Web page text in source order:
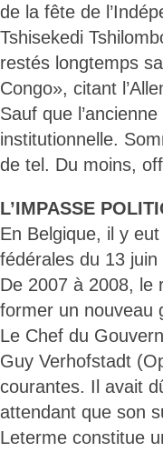
de la fête de
Tshisekedi
restés longtemps
Congo», citant
Sauf que
institutionnelle.
de tel. Du moins,
L’IMPASSE
En Belgique, il y
fédérales du 13 juin
De 2007 à 2008, le
former un nouveau
Le Chef du
Guy Verhofstadt
courantes. Il avait
attendant que son
Leterme constitue